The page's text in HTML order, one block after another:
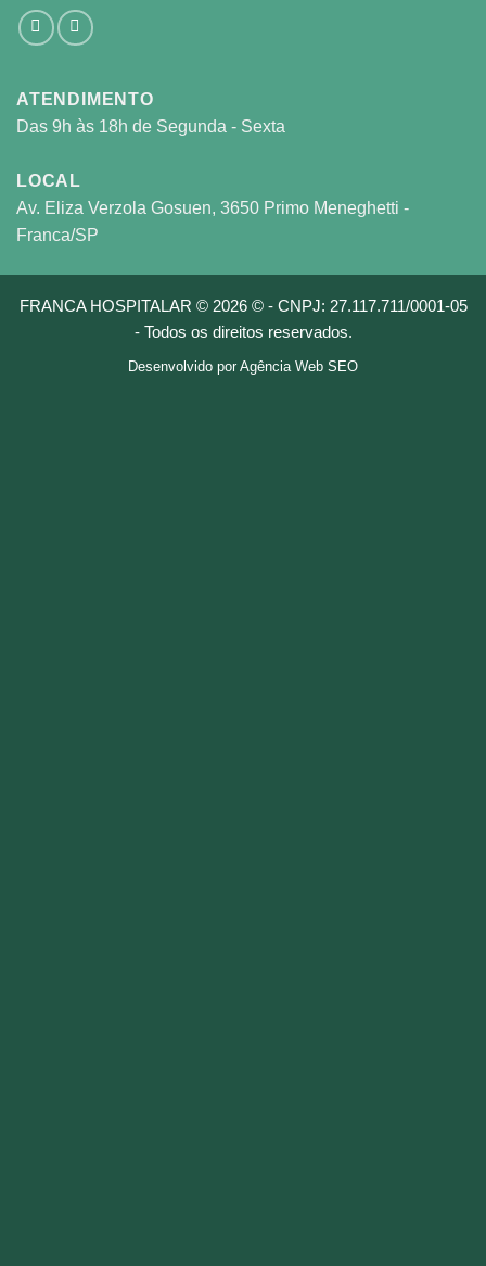
ATENDIMENTO
Das 9h às 18h de Segunda - Sexta
LOCAL
Av. Eliza Verzola Gosuen, 3650 Primo Meneghetti -
Franca/SP
FRANCA HOSPITALAR © 2026 © - CNPJ: 27.117.711/0001-05
- Todos os direitos reservados.
Desenvolvido por Agência Web SEO